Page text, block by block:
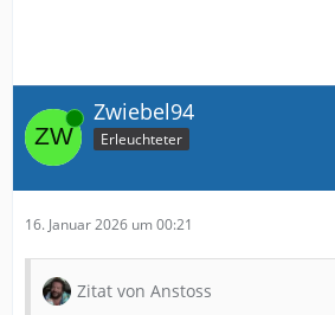
Online Zwiebel94
Erleuchteter
16. Januar 2026 um 00:21
Zitat von Anstoss